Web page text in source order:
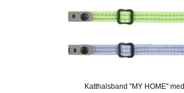
Katthalsband "MY HOME" med